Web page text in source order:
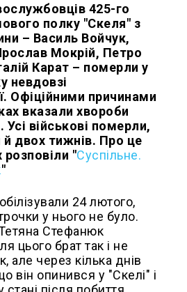
425-го
полку "Скеля" з
– Василь Войчук,
Мокрій, Петро
Карат – померли у
невдовзі
Офіційними причинами
вказали хвороби
Усі військові померли,
двох тижнів. Про це
"Суспільне.
"
24 лютого,
у нього не було.
Стефанюк
цього брат так і не
але через кілька днів
він опинився у "Скелі" і